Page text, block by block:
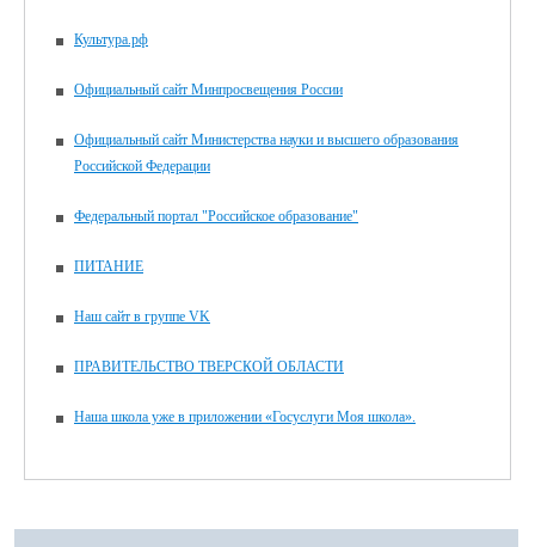
Культура.рф
Официальный сайт Минпросвещения России
Официальный сайт Министерства науки и высшего образования
Российской Федерации
Федеральный портал "Российское образование"
ПИТАНИЕ
Наш сайт в группе VK
ПРАВИТЕЛЬСТВО ТВЕРСКОЙ ОБЛАСТИ
Наша школа уже в приложении «Госуслуги Моя школа».